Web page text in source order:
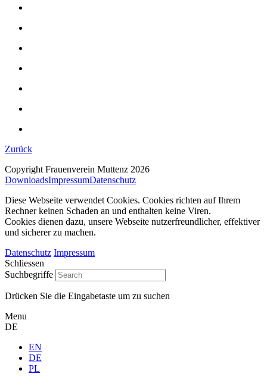
Zurück
Copyright Frauenverein Muttenz 2026
DownloadsImpressumDatenschutz
Diese Webseite verwendet Cookies. Cookies richten auf Ihrem
Rechner keinen Schaden an und enthalten keine Viren.
Cookies dienen dazu, unsere Webseite nutzerfreundlicher, effektiver
und sicherer zu machen.
Datenschutz Impressum
Schliessen
Suchbegriffe
Drücken Sie die Eingabetaste um zu suchen
Menu
DE
EN
DE
PL